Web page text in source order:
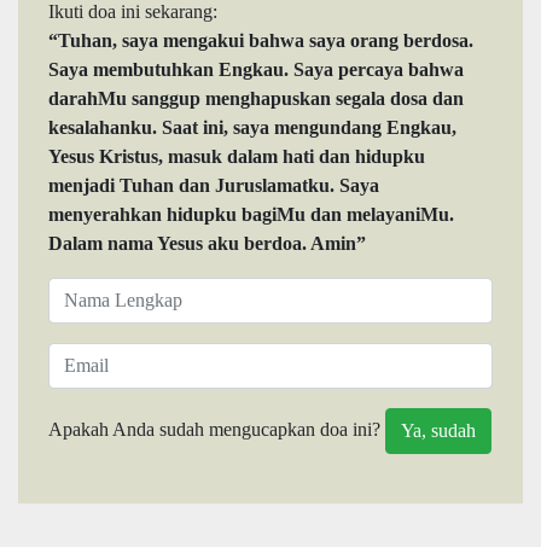
Ikuti doa ini sekarang:
“Tuhan, saya mengakui bahwa saya orang berdosa.
Saya membutuhkan Engkau. Saya percaya bahwa
darahMu sanggup menghapuskan segala dosa dan
kesalahanku. Saat ini, saya mengundang Engkau,
Yesus Kristus, masuk dalam hati dan hidupku
menjadi Tuhan dan Juruslamatku. Saya
menyerahkan hidupku bagiMu dan melayaniMu.
Dalam nama Yesus aku berdoa. Amin”
Apakah Anda sudah mengucapkan doa ini?